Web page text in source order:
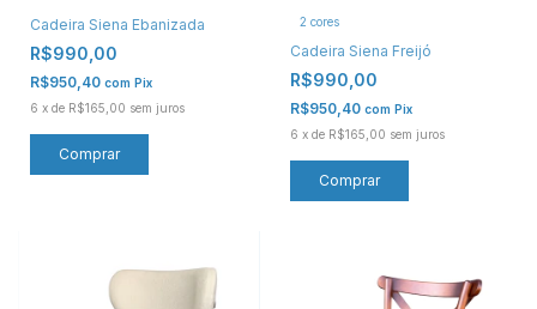
Cadeira Siena Ebanizada
R$990,00
R$950,40 com Pix
6 x de R$165,00 sem juros
Comprar
2 cores
Cadeira Siena Freijó
R$990,00
R$950,40 com Pix
6 x de R$165,00 sem juros
Comprar